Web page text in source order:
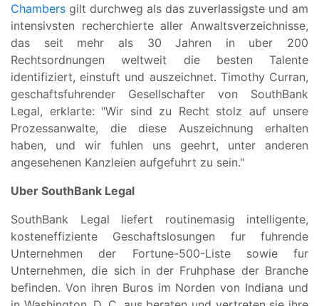
Chambers gilt durchweg als das zuverlassigste und am
intensivsten recherchierte aller Anwaltsverzeichnisse,
das seit mehr als 30 Jahren in uber 200
Rechtsordnungen weltweit die besten Talente
identifiziert, einstuft und auszeichnet. Timothy Curran,
geschaftsfuhrender Gesellschafter von SouthBank
Legal, erklarte: "Wir sind zu Recht stolz auf unsere
Prozessanwalte, die diese Auszeichnung erhalten
haben, und wir fuhlen uns geehrt, unter anderen
angesehenen Kanzleien aufgefuhrt zu sein."
Uber SouthBank Legal
SouthBank Legal liefert routinemasig intelligente,
kosteneffiziente Geschaftslosungen fur fuhrende
Unternehmen der Fortune-500-Liste sowie fur
Unternehmen, die sich in der Fruhphase der Branche
befinden. Von ihren Buros im Norden von Indiana und